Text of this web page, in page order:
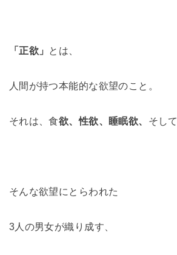
「正欲」 とは、
人間が持つ本能的な欲望のこと。
それは、食欲、性欲、睡眠欲、 そして
そんな欲望にとらわれた
3人の男女が織り成す、